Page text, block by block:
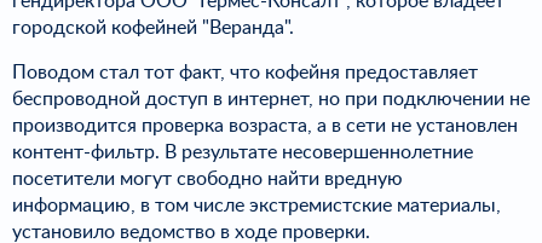
городской кофейней "Веранда".
Поводом стал тот факт, что кофейня предоставляет
беспроводной доступ в интернет, но при подключении не
производится проверка возраста, а в сети не установлен
контент-фильтр. В результате несовершеннолетние
посетители могут свободно найти вредную
информацию, в том числе экстремистские материалы,
установило ведомство в ходе проверки.